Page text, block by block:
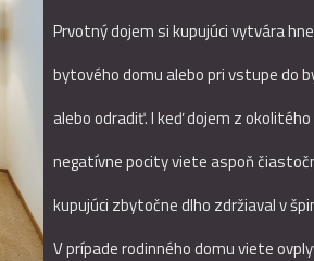
Prvotný dojem si kupujúci vytvára
bytového domu alebo pri vstupe do
alebo odradiť. I keď dojem z
negatívne pocity viete aspoň
kupujúci zbytočne dlho zdržiaval v
V prípade rodinného domu viete